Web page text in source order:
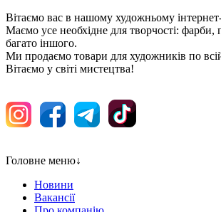
Вітаємо вас в нашому художньому
Маємо усе необхідне для творчості: фарби,
багато іншого.
Ми продаємо товари для художників по
Вітаємо у світі мистецтва!
Головне меню↓
Новини
Вакансії